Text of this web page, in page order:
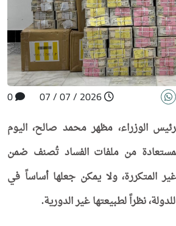
الوزراء، مظهر محمد صالح، اليوم
المستعادة من ملفات الفساد تُصنف ضمن
غير المتكررة، ولا يمكن جعلها أساساً في
نظراً لطبيعتها غير الدورية.